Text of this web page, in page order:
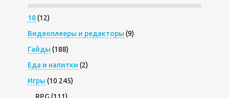
18(12)
Видеоплееры и редакторы (9)
Гайды (188)
Еда и напитки (2)
Игры (10 245)
RPG (111)